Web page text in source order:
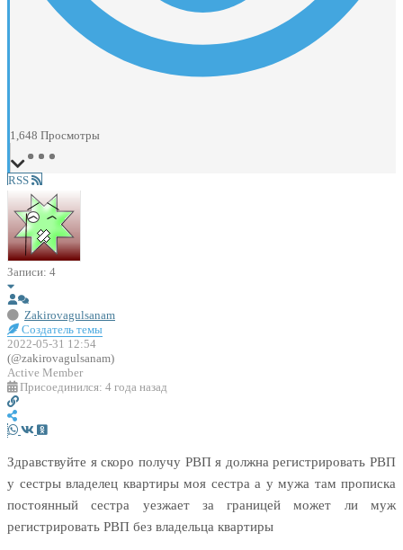
1,648 Просмотры
RSS
Записи: 4
Zakirovagulsanam
Создатель темы
2022-05-31 12:54
(@zakirovagulsanam)
Active Member
Присоединился: 4 года назад
Здравствуйте я скоро получу РВП я должна регистрировать РВП
у сестры владелец квартиры моя сестра а у мужа там прописка
постоянный сестра уезжает за границей может ли муж
регистрировать РВП без владельца квартиры